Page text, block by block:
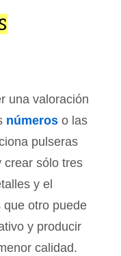
una valoración
números o las
pulseras
crear sólo tres
y el
otro puede
y producir
calidad.